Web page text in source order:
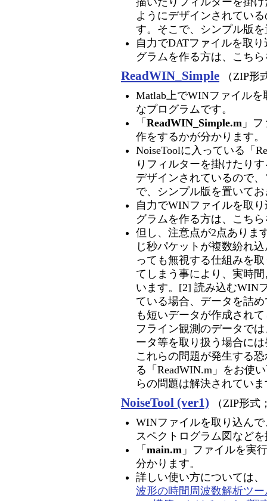
ようにデザインされてい
す。そこで、シンプル版
自力でDATファイルを取
グラムを作る方は、こち
ReadWIN_Simple （ZIP形
Matlab上でWINファイル
なプログラムです。
「 ReadWIN_Simple.m 」
作をするかが分かります。
NoiseToolに入っている「
りフィルターを掛けたり
デザインされているので
で、シンプル版を置いて
自力でWINファイルを取
グラムを作る方は、こち
但し、注意点が2点ありま
じ秒パケットが複数紛れ
っても無視する仕組みを
てしまう事により、実時
います。[2] 読み込むWIN
ている場合、データを詰
も短いデータが作成され
フライン観測のデータで
ータ等を取り扱う場合に
これらの問題が発生する
る「ReadWIN.m」をお使
らの問題は解決されてい
NoiseTool (ver1) （ZIP形式
WINファイルを取り込ん
スペクトログラム図など
「 main.m 」ファイルを実
分かります。
詳しい使い方については、
波形の時間周波数解析ツ